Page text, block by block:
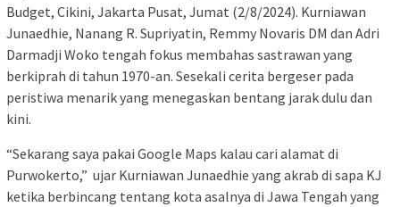
Budget, Cikini, Jakarta Pusat, Jumat (2/8/2024). Kurniawan
Junaedhie, Nanang R. Supriyatin, Remmy Novaris DM dan Adri
Darmadji Woko tengah fokus membahas sastrawan yang
berkiprah di tahun 1970-an. Sesekali cerita bergeser pada
peristiwa menarik yang menegaskan bentang jarak dulu dan
kini.
“Sekarang saya pakai Google Maps kalau cari alamat di
Purwokerto,” ujar Kurniawan Junaedhie yang akrab di sapa KJ
ketika berbincang tentang kota asalnya di Jawa Tengah yang